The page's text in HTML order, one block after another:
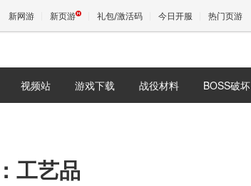
新网游 新页游 礼包/激活码 今日开服 热门页游
魔兽
视频站 游戏下载 战役材料 BOSS破坏
工艺品